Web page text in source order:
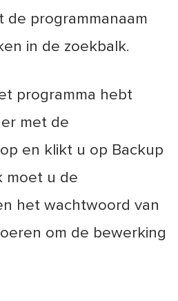
de programmanaam
in de zoekbalk.
programma hebt
met de
en klikt u op Backup
moet u de
het wachtwoord van
om de bewerking